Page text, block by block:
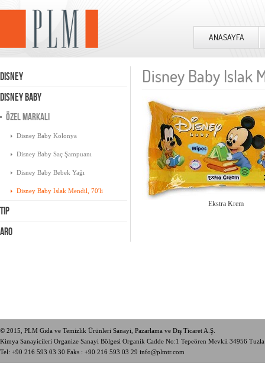
ANASAYFA
DISNEY
DISNEY BABY
ÖZEL MARKALI
Disney Baby Kolonya
Disney Baby Saç Şampuanı
Disney Baby Bebek Yağı
Disney Baby Islak Mendil, 70'li
TIP
ARO
Disney Baby Islak
Ekstra Krem
© 2015, PLM Gıda ve Temizlik Ürünleri Sanayi, Pazarlama ve Dış Ticaret A.Ş.
Kimya Sanayicileri Organize Sanayi Bölgesi Organik Cadde No:1 Tepeören Mevkii 34956
Tel: +90 216 593 03 30 Faks : +90 216 593 03 29 info@plmtr.com